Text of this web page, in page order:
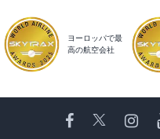
ヨーロッパで最
高の航空会社
Facebook
Twitter